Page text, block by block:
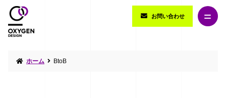
お問い合わせ
ホーム BtoB